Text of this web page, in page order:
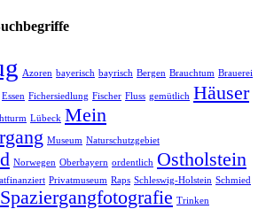
Azoren bayerisch bayrisch Bergen Brauchtum Brauerei
Essen Fichersiedlung Fischer Fluss gemütlich Häuser
Lübeck Mein
Museum Naturschutzgebiet
Norwegen Oberbayern ordentlich Ostholstein
Privatmuseum Raps Schleswig-Holstein Schmied
Spaziergangfotografie Trinken